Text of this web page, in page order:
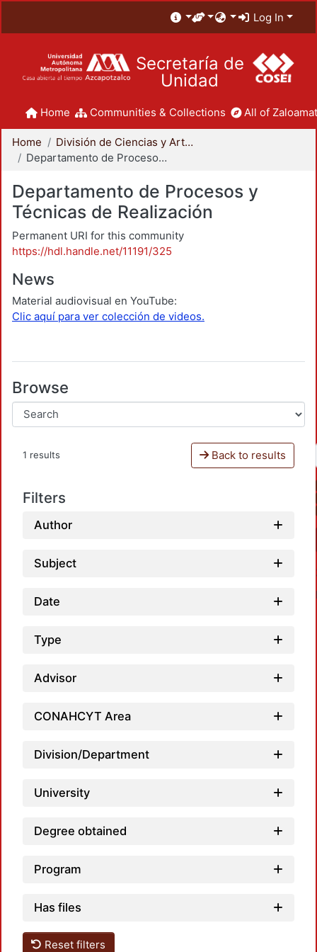
Log In
Secretaría de
Unidad
Home Communities & Collections All of
Home
División de Ciencias y Artes para el Diseño
Departamento de Procesos y Técnicas de Realización
Departamento de Procesos y
Técnicas de Realización
Permanent URI for this community
https://hdl.handle.net/11191/325
News
Material audiovisual en YouTube:
Clic aquí para ver colección de videos.
Browse
1 results Back to results
Filters
Author
Subject
Date
Type
Advisor
CONAHCYT Area
Division/Department
University
Degree obtained
Program
Has files
Reset filters